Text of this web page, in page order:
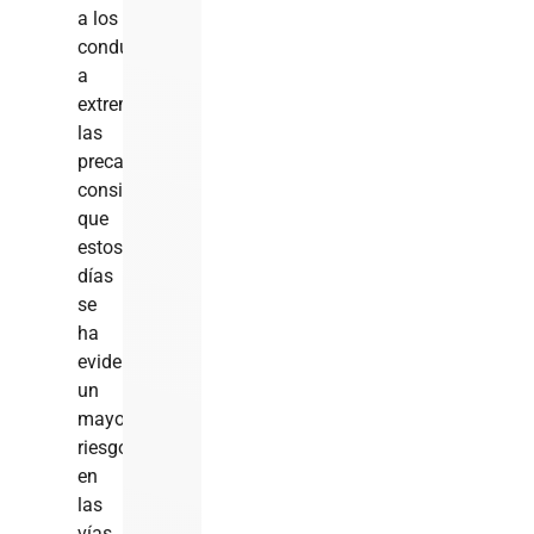
a los
conductores
a
extremar
las
precauciones,
considerando
que
estos
días
se
ha
evidenciado
un
mayor
riesgo
en
las